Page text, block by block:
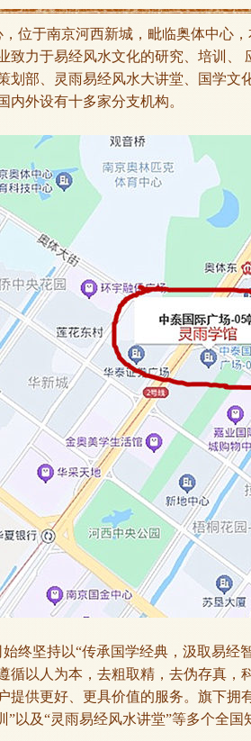
位于南京河西新城，毗临奥体中心
致力于易经风水文化的研究、培训、
划部、灵雨易经风水大讲堂、国学文
内外设有十多家分支机构。
终坚持以“传承国学经典，汲取易经
循以人为本，去粗取精，去伪存真，
提供更好、更具价值的服务。旗下拥
”以及“灵雨易经风水讲堂”等多个全国